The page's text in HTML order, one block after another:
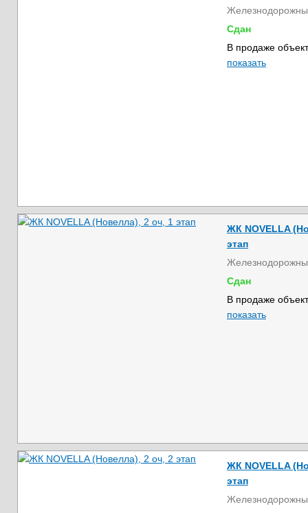
Сдан
В продаже
показать
ЖК NOVELLA
этап
Сдан
В продаже
показать
ЖК NOVELLA
этап